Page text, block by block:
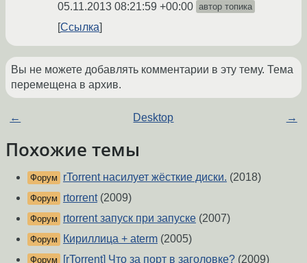
05.11.2013 08:21:59 +00:00 автор топика
Ссылка
Вы не можете добавлять комментарии в эту тему. Тема
перемещена в архив.
← Desktop →
Похожие темы
Форум rTorrent насилует жёсткие диски. (2018)
Форум rtorrent(2009)
Форум rtorrent запуск при запуске (2007)
Форум Кириллица + aterm (2005)
Форум [rTorrent] Что за порт в заголовке? (2009)